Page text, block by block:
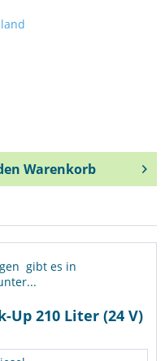
Warenkorb
gibt es in
Up 210 Liter (24 V)